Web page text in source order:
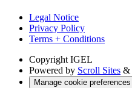
Legal Notice
Privacy Policy
Terms + Conditions
Copyright IGEL
Powered by Scroll Sites &
Manage cookie preferences